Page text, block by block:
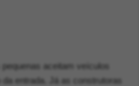
aceitam veículos
da entrada. Já as construtoras